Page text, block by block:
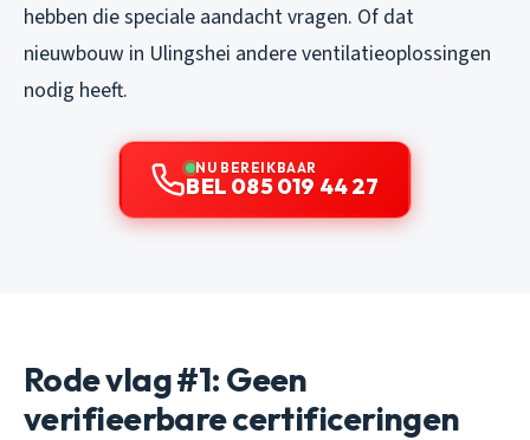
hebben die speciale aandacht vragen. Of dat
nieuwbouw in Ulingshei andere ventilatieoplossingen
nodig heeft.
NU BEREIKBAAR
BEL 085 019 44 27
Rode vlag #1: Geen
verifieerbare certificeringen